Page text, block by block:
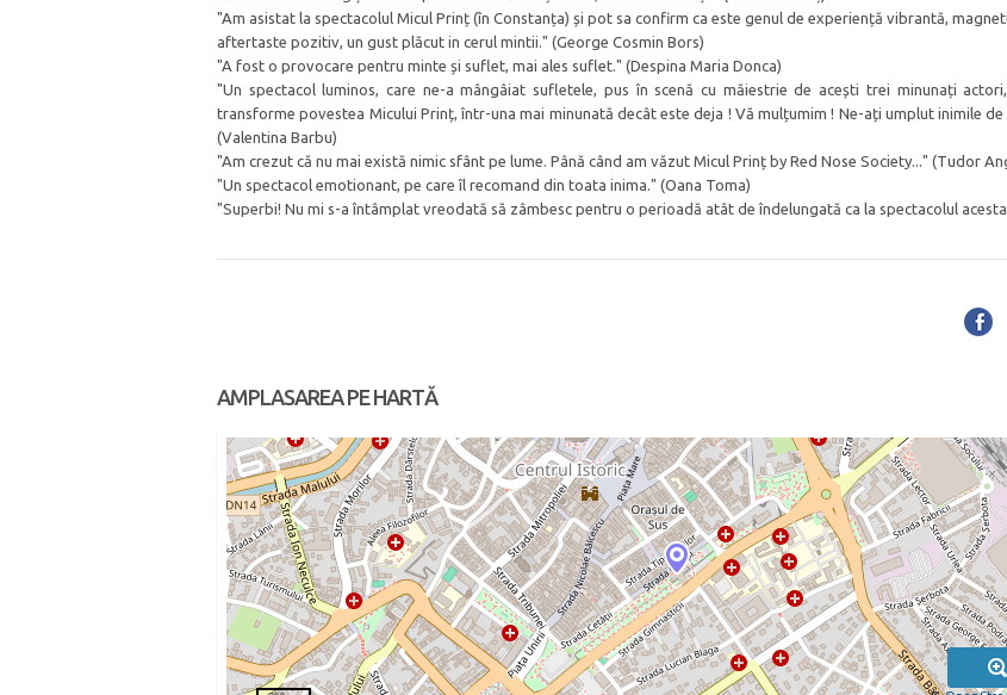
"Am asistat la spectacolul Micul Prinț (în Constanța) și pot sa confirm ca este genul de experiență vibrantă,
aftertaste pozitiv, un gust plăcut in cerul mintii." (George Cosmin Bors)
"A fost o provocare pentru minte și suflet, mai ales suflet." (Despina Maria Donca)
"Un spectacol luminos, care ne-a mângâiat sufletele, pus în scenă cu măiestrie de acești trei minunați
transforme povestea Micului Prinț, într-una mai minunată decât este deja ! Vă mulțumim ! Ne-ați umplut inimile
(Valentina Barbu)
"Am crezut că nu mai există nimic sfânt pe lume. Până când am văzut Micul Prinț by Red Nose Society..." (Tudor
"Un spectacol emotionant, pe care îl recomand din toata inima." (Oana Toma)
"Superbi! Nu mi s-a întâmplat vreodată să zâmbesc pentru o perioadă atât de îndelungată ca la spectacolul
AMPLASAREA PE HARTĂ